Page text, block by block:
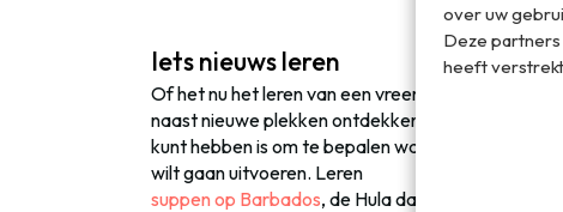
over uw
Deze
heeft verstrekt
Iets nieuws leren
Of het nu het leren van een vreemde taal is of
naast nieuwe plekken ontdekken ook nieuwe
kunt hebben is om te bepalen wat voor nieuws jij
wilt gaan uitvoeren. Leren
suppen op Barbados, de Hula dans onder de knie